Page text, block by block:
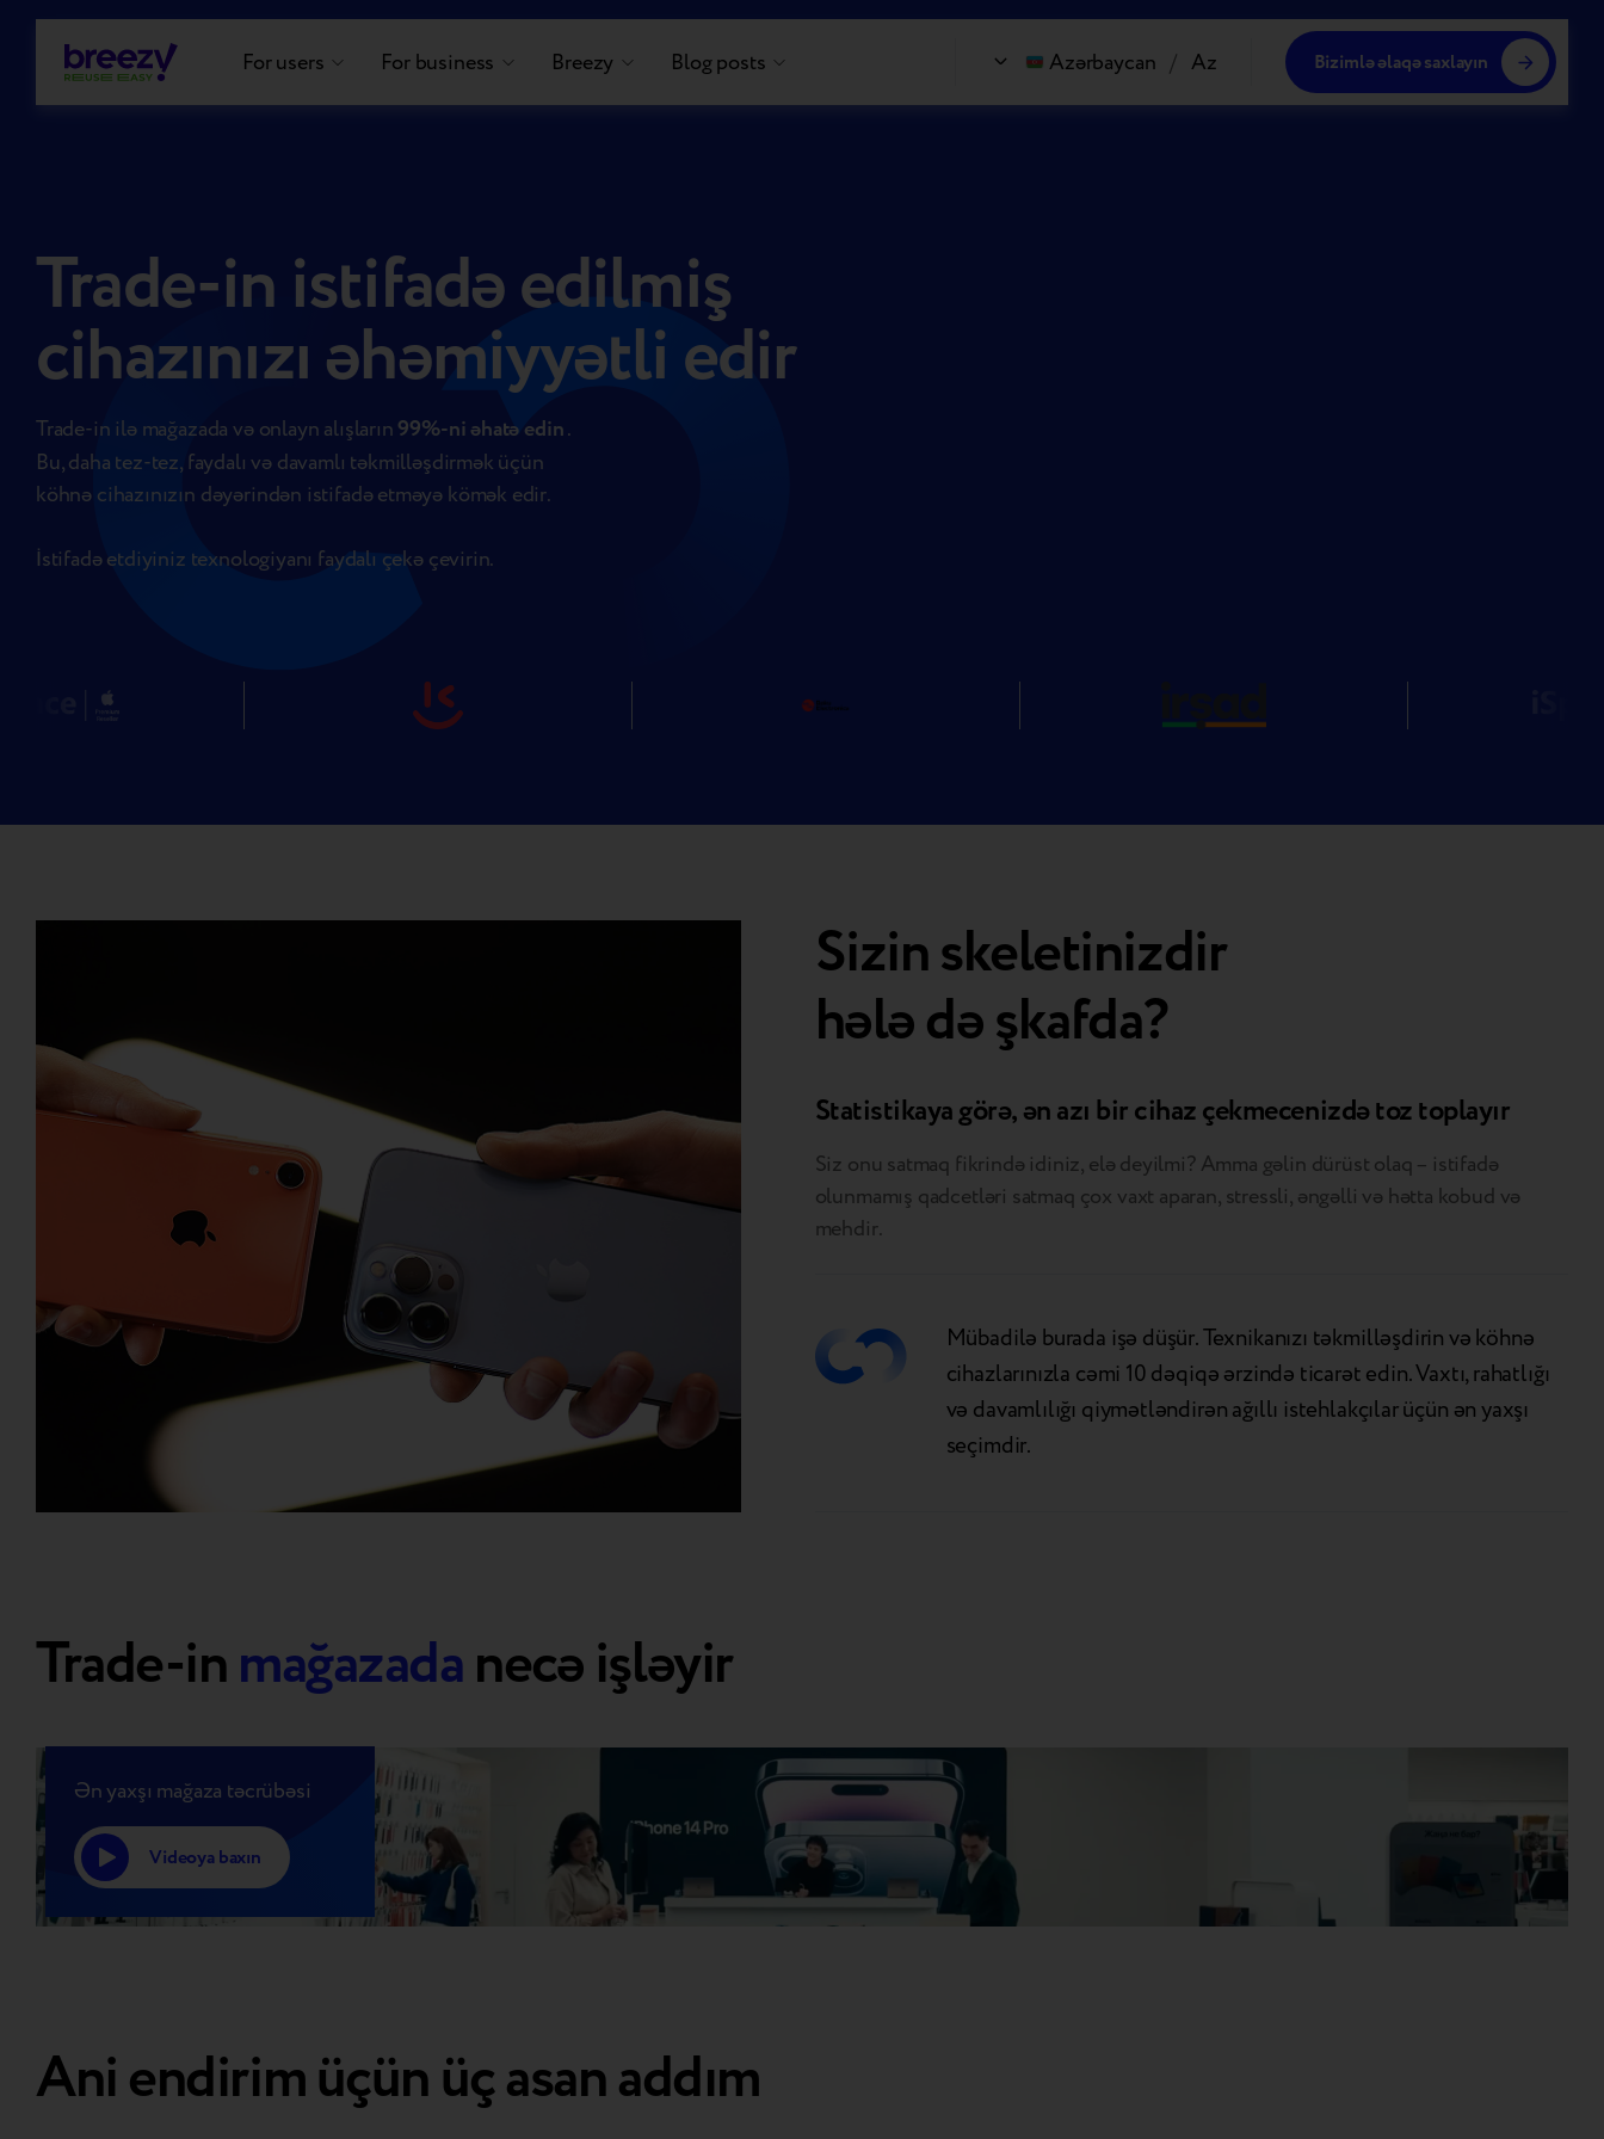
For users For business Breezy Blog posts Azərbaycan / Az Bizimlə əlaqə saxlayın
Trade-in istifadə edilmiş
cihazınızı əhəmiyyətli edir
Trade-in ilə mağazada və onlayn alışların 99%-ni əhatə edin.
Bu, daha tez-tez, faydalı və davamlı təkmilləşdirmək üçün
köhnə cihazınızın dəyərindən istifadə etməyə kömək edir.
İstifadə etdiyiniz texnologiyanı faydalı çekə çevirin.
Sizin skeletinizdir
hələ də şkafda?
Statistikaya görə, ən azı bir cihaz çekmecenizdə toz toplayır
Siz onu satmaq fikrində idiniz, elə deyilmi? Amma gəlin dürüst olaq – istifadə
olunmamış qadcetləri satmaq çox vaxt aparan, stressli, əngəlli və hətta kobud və
mehdir.
Mübadilə burada işə düşür. Texnikanızı təkmilləşdirin və köhnə
cihazlarınızla cəmi 10 dəqiqə ərzində ticarət edin. Vaxtı, rahatlığı
və davamlılığı qiymətləndirən ağıllı istehlakçılar üçün ən yaxşı
seçimdir.
Trade-inmağazadanecə işləyir
Ən yaxşı mağaza təcrübəsi
Videoya baxın
Ani endirim üçün üç asan addım